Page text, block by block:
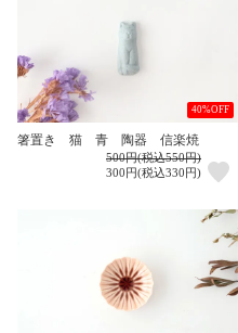
40%OFF
箸置き 猫 青 陶器 信楽焼
500円(税込550円)
300円(税込330円)